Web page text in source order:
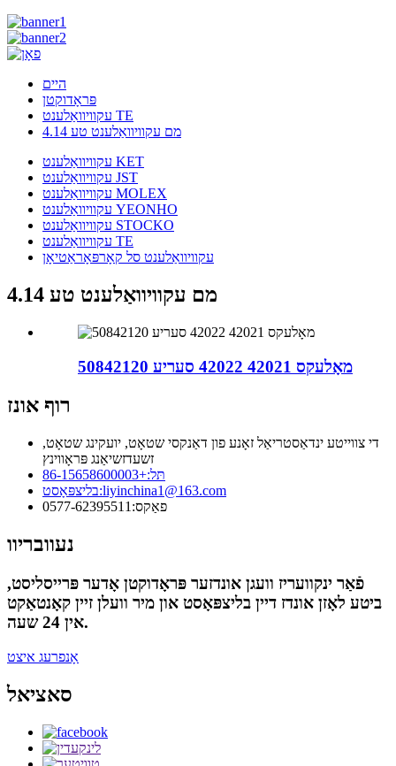
היים
פּראָדוקטן
עקוויוואַלענט TE
4.14 מם עקוויוואַלענט טע
עקוויוואַלענט KET
עקוויוואַלענט JST
עקוויוואַלענט MOLEX
עקוויוואַלענט YEONHO
עקוויוואַלענט STOCKO
עקוויוואַלענט TE
עקוויוואַלענט סל קאָרפּאָראַטיאָן
4.14 מם עקוויוואַלענט טע
מאָלעקס 42021 42022 סעריע 50842120
רוף אונז
די צווייטע ינדאַסטריאַל זאָנע פון ​​דאַנקסי שטאָט, יועקינג שטאָט,
זשעדזשיאַנג פּראָווינץ
תּל:+86-15658600003
בליצפּאָסט:liyinchina1@163.com
פאַקס: 0577-62395511
נעוובריוו
פֿאַר ינקוועריז וועגן אונדזער פּראָדוקטן אָדער פּרייסליסט,
ביטע לאָזן אונדז דיין בליצפּאָסט און מיר וועלן זיין קאָנטאַקט
אין 24 שעה.
אָנפרעג איצט
סאציאל